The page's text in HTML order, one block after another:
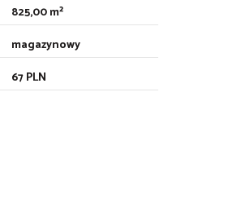
825,00 m²
magazynowy
67 PLN